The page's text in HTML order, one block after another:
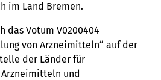
im Land Bremen.
das Votum V0200404
von Arzneimitteln“ auf der
der Länder für
und